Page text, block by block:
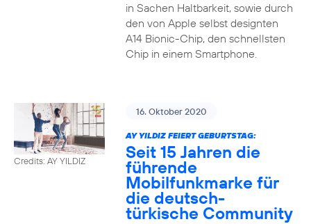
in Sachen Haltbarkeit, sowie durch
den von Apple selbst designten
A14 Bionic-Chip, den schnellsten
Chip in einem Smartphone.
Credits: AY YILDIZ
16. Oktober 2020
AY YILDIZ FEIERT GEBURTSTAG:
Seit 15 Jahren die
führende
Mobilfunkmarke für
die deutsch-
türkische Community